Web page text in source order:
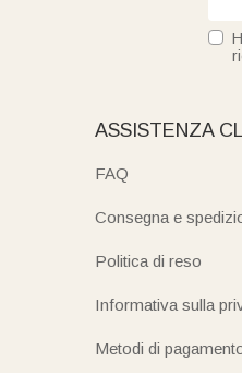
ASSISTENZA
FAQ
Consegna e
Politica di reso
Informativa sulla
Metodi di